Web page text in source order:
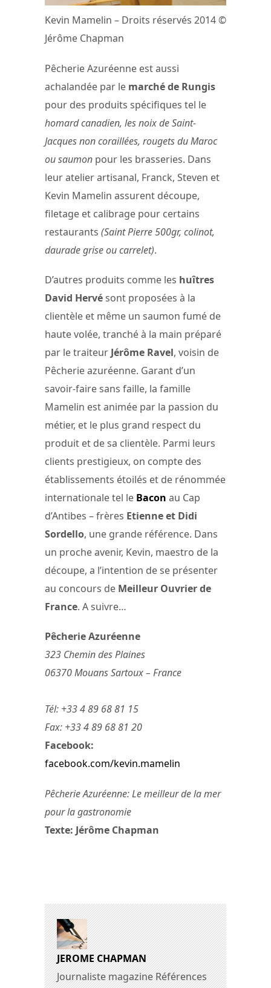
Kevin Mamelin – Droits réservés 2014 ©
Jérôme Chapman
Pêcherie Azuréenne est aussi
achalandée par le marché de Rungis
pour des produits spécifiques tel le
homard canadien, les noix de Saint-
Jacques non coraillées, rougets du Maroc
ou saumon pour les brasseries. Dans
leur atelier artisanal, Franck, Steven et
Kevin Mamelin assurent découpe,
filetage et calibrage pour certains
restaurants (Saint Pierre 500gr, colinot,
daurade grise ou carrelet).
D’autres produits comme les huîtres
David Hervésont proposées à la
clientèle et même un saumon fumé de
haute volée, tranché à la main préparé
par le traiteur Jérôme Ravel, voisin de
Pêcherie azuréenne. Garant d’un
savoir-faire sans faille, la famille
Mamelin est animée par la passion du
métier, et le plus grand respect du
produit et de sa clientèle. Parmi leurs
clients prestigieux, on compte des
établissements étoilés et de rénommée
internationale tel le Bacon au Cap
d’Antibes – frères Etienne et Didi
Sordello, une grande référence. Dans
un proche avenir, Kevin, maestro de la
découpe, a l’intention de se présenter
au concours de Meilleur Ouvrier de
France. A suivre…
Pêcherie Azuréenne
323 Chemin des Plaines
06370 Mouans Sartoux – France
Tél: +33 4 89 68 81 15
Fax: +33 4 89 68 81 20
Facebook:
facebook.com/kevin.mamelin
Pêcherie Azuréenne: Le meilleur de la mer
pour la gastronomie
Texte: Jérôme Chapman
JEROME CHAPMAN
Journaliste magazine Références